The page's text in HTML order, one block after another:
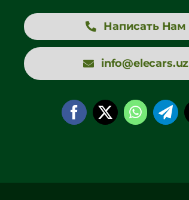
Написать Нам
info@elecars.uz